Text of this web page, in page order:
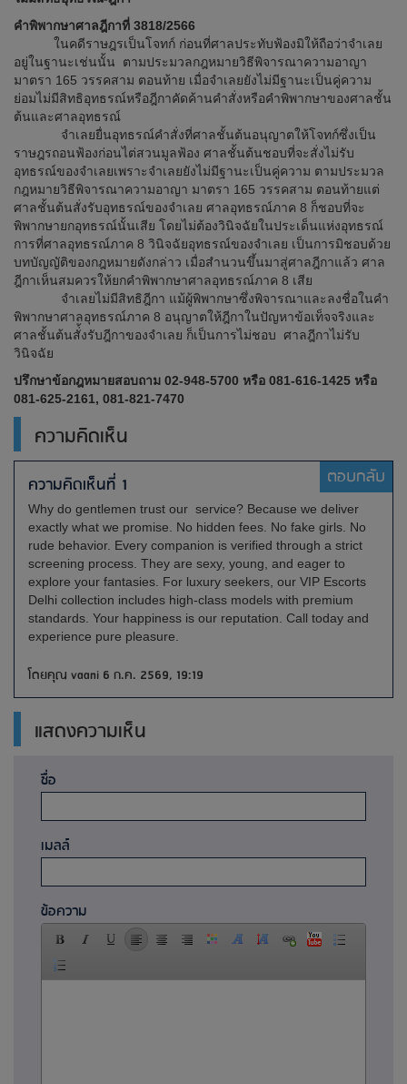
คำพิพากษาศาลฎีกาที่ 3818/2566
ในคดีราษฎรเป็นโจทก์ ก่อนที่ศาลประทับฟ้องมิให้ถือว่าจำเลย
อยู่ในฐานะเช่นนั้น ตามประมวลกฎหมายวิธีพิจารณาความอาญา
มาตรา 165 วรรคสาม ตอนท้าย เมื่อจำเลยยังไม่มีฐานะเป็นคู่ความ
ย่อมไม่มีสิทธิอุทธรณ์หรือฎีกาคัดค้านคำสั่งหรือคำพิพากษาของศาลชั้น
ต้นและศาลอุทธรณ์
จำเลยยื่นอุทธรณ์คำสั่งที่ศาลชั้นต้นอนุญาตให้โจทก์ซึ่งเป็น
ราษฎรถอนฟ้องก่อนไต่สวนมูลฟ้อง ศาลชั้นต้นชอบที่จะสั่งไม่รับ
อุทธรณ์ของจำเลยเพราะจำเลยยังไม่มีฐานะเป็นคู่ความ ตามประมวล
กฎหมายวิธีพิจารณาความอาญา มาตรา 165 วรรคสาม ตอนท้ายแต่
ศาลชั้นต้นสั่งรับอุทธรณ์ของจำเลย ศาลอุทธรณ์ภาค 8 ก็ชอบที่จะ
พิพากษายกอุทธรณ์นั้นเสีย โดยไม่ต้องวินิจฉัยในประเด็นแห่งอุทธรณ์
การที่ศาลอุทธรณ์ภาค 8 วินิจฉัยอุทธรณ์ของจำเลย เป็นการมิชอบด้วย
บทบัญญัติของกฎหมายดังกล่าว เมื่อสำนวนขึ้นมาสู่ศาลฎีกาแล้ว ศาล
ฎีกาเห็นสมควรให้ยกคำพิพากษาศาลอุทธรณ์ภาค 8 เสีย
จำเลยไม่มีสิทธิฎีกา แม้ผู้พิพากษาซึ่งพิจารณาและลงชื่อในคำ
พิพากษาศาลอุทธรณ์ภาค 8 อนุญาตให้ฎีกาในปัญหาข้อเท็จจริงและ
ศาลชั้นต้นสั่้งรับฎีกาของจำเลย ก็เป็นการไม่ชอบ ศาลฎีกาไม่รับ
วินิจฉัย
ปรึกษาข้อกฎหมายสอบถาม 02-948-5700 หรือ 081-616-1425 หรือ
081-625-2161, 081-821-7470
ความคิดเห็น
ความคิดเห็นที่ 1 ตอบกลับ
Why do gentlemen trust our service? Because we deliver
exactly what we promise. No hidden fees. No fake girls. No
rude behavior. Every companion is verified through a strict
screening process. They are sexy, young, and eager to
explore your fantasies. For luxury seekers, our VIP Escorts
Delhi collection includes high-class models with premium
standards. Your happiness is our reputation. Call today and
experience pure pleasure.
โดยคุณ vaani 6 ก.ค. 2569, 19:19
แสดงความเห็น
ชื่อ
เมลล์
ข้อความ